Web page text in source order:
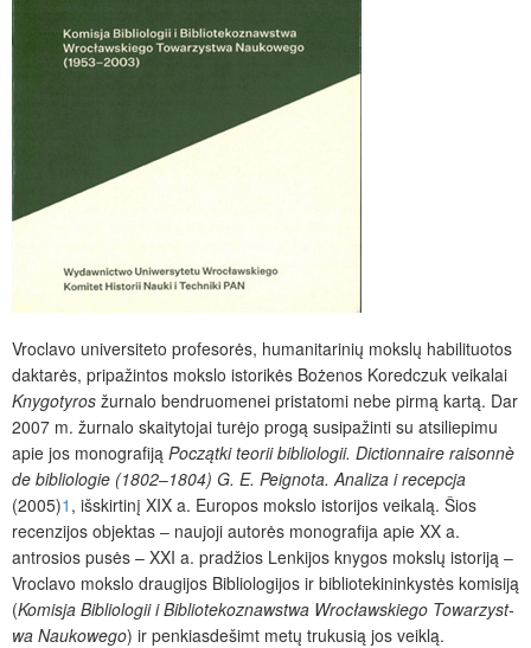
Vroclavo universiteto profesorės, humanitarinių mokslų habilituotos
daktarės, pripažintos mokslo istorikės Bożenos Koredczuk veikalai
Knygotyros žurnalo bendruomenei pristatomi nebe pirmą kartą. Dar
2007 m. žurnalo skaitytojai turėjo progą susipažinti su atsiliepimu
apie jos monografiją Początki teorii bibliologii. Dictionnaire raisonnè
de bibliologie (1802‒1804) G. E. Peignota. Analiza i recepcja
(2005)1 , išskirtinį XIX a. Europos mokslo istorijos veikalą. Šios
recenzijos objektas ‒ naujoji autorės monografija apie XX a.
antrosios pusės – XXI a. pradžios Lenkijos knygos mokslų istoriją ‒
Vroclavo mokslo draugijos Bibliologijos ir bibliotekininkystės komisiją
(Komisja Bibliologii i Bibliotekoznawstwa Wrocławskiego Towa­rzyst­
wa Naukowego) ir penkiasdešimt metų trukusią jos veiklą.